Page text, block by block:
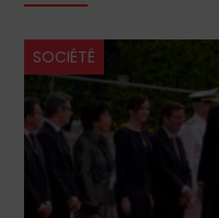
SOCIÉTÉ